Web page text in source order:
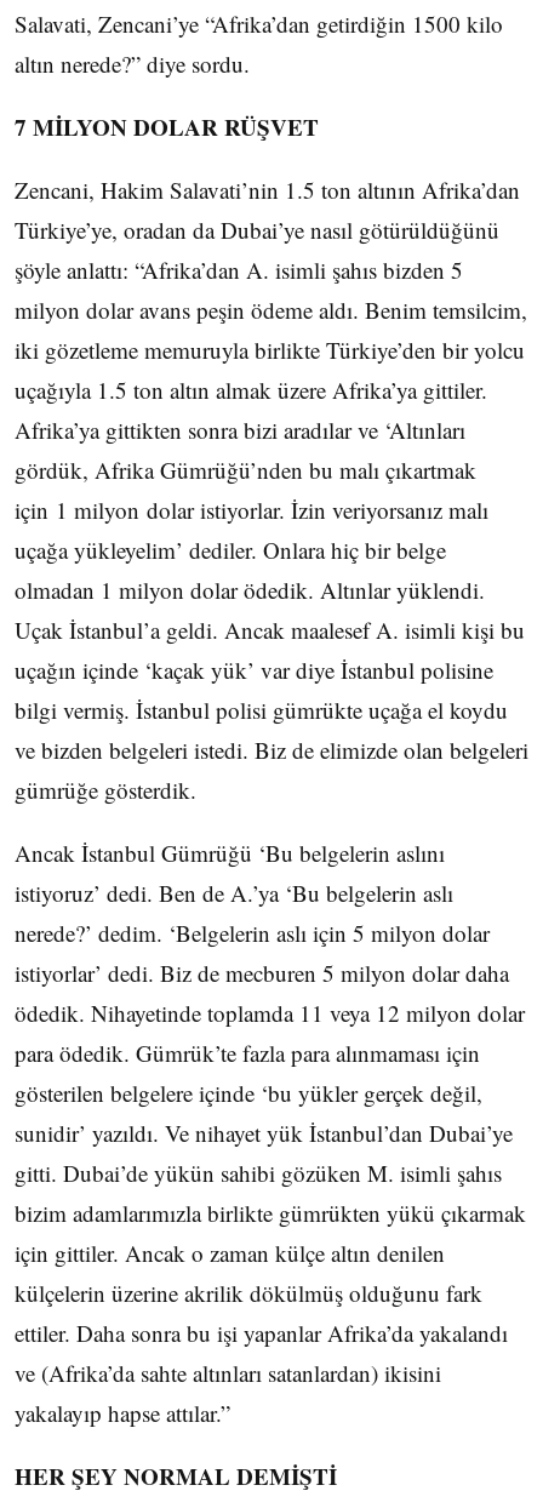
Salavati, Zencani’ye “Afrika’dan getirdiğin 1500 kilo
altın nerede?” diye sordu.
7 MİLYON DOLAR RÜŞVET
Zencani, Hakim Salavati’nin 1.5 ton altının Afrika’dan
Türkiye’ye, oradan da Dubai’ye nasıl götürüldüğünü
şöyle anlattı: “Afrika’dan A. isimli şahıs bizden 5
milyon dolar avans peşin ödeme aldı. Benim temsilcim,
iki gözetleme memuruyla birlikte Türkiye’den bir yolcu
uçağıyla 1.5 ton altın almak üzere Afrika’ya gittiler.
Afrika’ya gittikten sonra bizi aradılar ve ‘Altınları
gördük, Afrika Gümrüğü’nden bu malı çıkartmak
için 1 milyon dolar istiyorlar. İzin veriyorsanız malı
uçağa yükleyelim’ dediler. Onlara hiç bir belge
olmadan 1 milyon dolar ödedik. Altınlar yüklendi.
Uçak İstanbul’a geldi. Ancak maalesef A. isimli kişi bu
uçağın içinde ‘kaçak yük’ var diye İstanbul polisine
bilgi vermiş. İstanbul polisi gümrükte uçağa el koydu
ve bizden belgeleri istedi. Biz de elimizde olan belgeleri
gümrüğe gösterdik.
Ancak İstanbul Gümrüğü ‘Bu belgelerin aslını
istiyoruz’ dedi. Ben de A.’ya ‘Bu belgelerin aslı
nerede?’ dedim. ‘Belgelerin aslı için 5 milyon dolar
istiyorlar’ dedi. Biz de mecburen 5 milyon dolar daha
ödedik. Nihayetinde toplamda 11 veya 12 milyon dolar
para ödedik. Gümrük’te fazla para alınmaması için
gösterilen belgelere içinde ‘bu yükler gerçek değil,
sunidir’ yazıldı. Ve nihayet yük İstanbul’dan Dubai’ye
gitti. Dubai’de yükün sahibi gözüken M. isimli şahıs
bizim adamlarımızla birlikte gümrükten yükü çıkarmak
için gittiler. Ancak o zaman külçe altın denilen
külçelerin üzerine akrilik dökülmüş olduğunu fark
ettiler. Daha sonra bu işi yapanlar Afrika’da yakalandı
ve (Afrika’da sahte altınları satanlardan) ikisini
yakalayıp hapse attılar.”
HER ŞEY NORMAL DEMİŞTİ